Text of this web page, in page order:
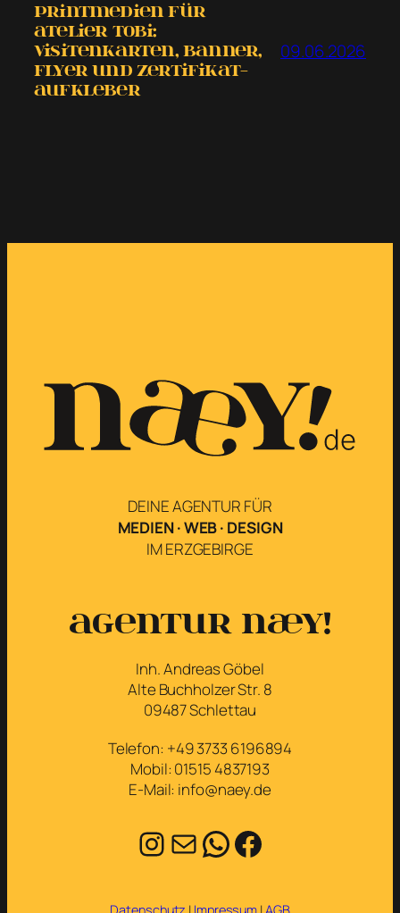
Printmedien für
Atelier tobi:
Visitenkarten, Banner,
Flyer und Zertifikat-
Aufkleber
09.06.2026
DEINE AGENTUR FÜR
MEDIEN · WEB · DESIGN
IM ERZGEBIRGE
Agentur næy!
Inh. Andreas Göbel
Alte Buchholzer Str. 8
09487 Schlettau
Telefon: +49 3733 6196894
Mobil: 01515 4837193
E-Mail: info@naey.de
Instagram
E-MailWhatsApp
Facebook
Datenschutz | Impressum | AGB